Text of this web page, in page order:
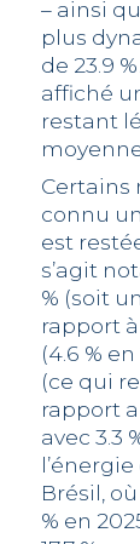
– ainsi
plus
de 23.9
affiché
restant
Certains
connu
est
s’agit
% (soit
rapport à
(4.6 %
(ce qui
rapport
avec 3.3
Brésil,
% en